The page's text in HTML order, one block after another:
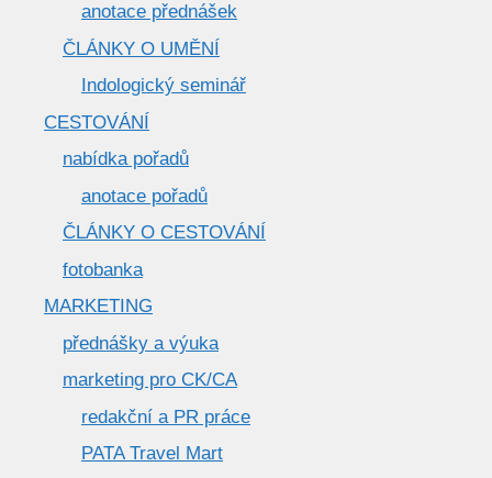
anotace přednášek
ČLÁNKY O UMĚNÍ
Indologický seminář
CESTOVÁNÍ
nabídka pořadů
anotace pořadů
ČLÁNKY O CESTOVÁNÍ
fotobanka
MARKETING
přednášky a výuka
marketing pro CK/CA
redakční a PR práce
PATA Travel Mart